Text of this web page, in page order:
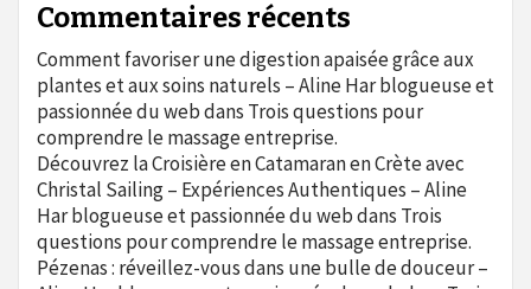
Commentaires récents
Comment favoriser une digestion apaisée grâce aux
plantes et aux soins naturels – Aline Har blogueuse et
passionnée du webdans Trois questions pour
comprendre le massage entreprise.
Découvrez la Croisière en Catamaran en Crète avec
Christal Sailing – Expériences Authentiques – Aline
Har blogueuse et passionnée du webdans Trois
questions pour comprendre le massage entreprise.
Pézenas : réveillez-vous dans une bulle de douceur –